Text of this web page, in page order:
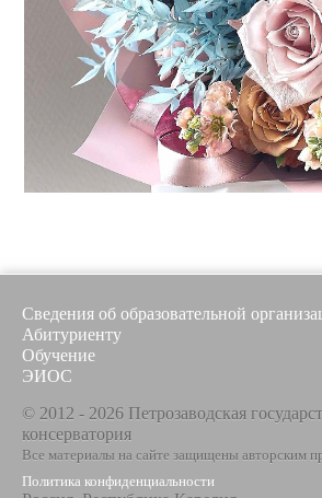
Сведения об образовательной
Абитуриенту
Обучение
ЭИОС
© 2012 - 2026 Петрозаводская
консерватория
Все материалы на сайте защищены авторским
Политика конфиденциальности